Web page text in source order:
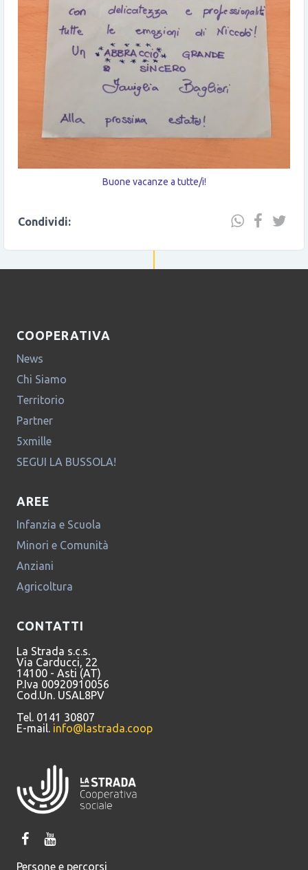
Buone vacanze a tutte/i!
Condividi:
COOPERATIVA
News
Chi Siamo
Territorio
Partner
5xmille
SEGUI LA BUSSOLA!
AREE
Infanzia e Scuola
Minori e Comunità
Anziani
Agricoltura
CONTATTI
La Strada s.c.s.
Via Carducci, 22
14100 - Asti (AT)
P.Iva 00920910056
Cod.Un. USAL8PV
Tel. 0141 30807
E-mail. info@lastrada.coop
Persone e percorsi